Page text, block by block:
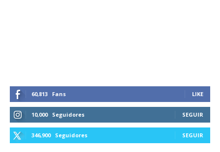
60,813 Fans LIKE
10,000 Seguidores SEGUIR
346,900 Seguidores SEGUIR